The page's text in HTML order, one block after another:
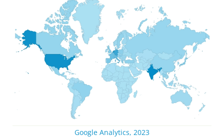
Google Analytics, 2023